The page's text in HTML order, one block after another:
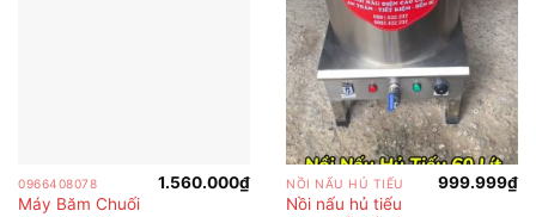
0966408078
Máy Băm Chuối
1.560.000₫ NỒI NẤU HỦ TIẾU
Nồi nấu hủ tiếu
999.999₫